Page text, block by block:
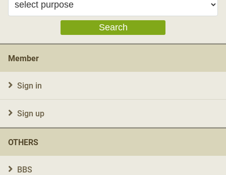
Search
Member
Sign in
Sign up
OTHERS
BBS